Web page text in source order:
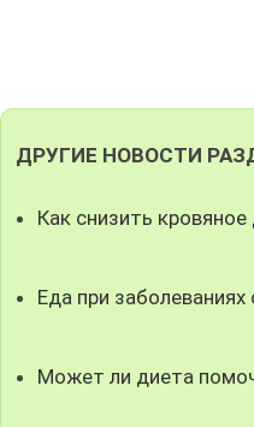
ДРУГИЕ НОВОСТИ
Как снизить
Еда при заболеваниях
Может ли диета